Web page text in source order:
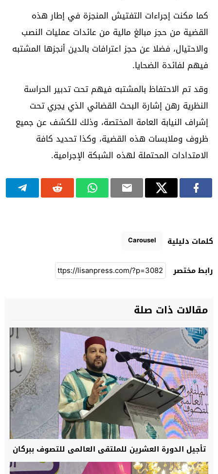
كما مكنت إجراءات التفتيش المنجزة في إطار هذه
القضية من حجز مبالغ مالية من عائدات عمليات النصب
والاحتيال، فضلا عن حجز اعترافات بالدين أنجزها المشتبه
فيهم لفائدة الضحايا.
وقد تم الاحتفاظ بالمشتبه فيهم تحت تدبير الحراسة
النظرية رهن إشارة البحث القضائي الذي يجري تحت
إشراف النيابة العامة المختصة، وذلك للكشف عن جميع
ظروف وملابسات هذه القضية، وكذا تحديد كافة
الامتدادات المحتملة لهذه الشبكة الإجرامية.
كلمات دليلية Carousel
رابط مختصر
مقالات ذات صلة
تأجيل الدورة العشرين للملتقى العالمي للتصوف ببركان